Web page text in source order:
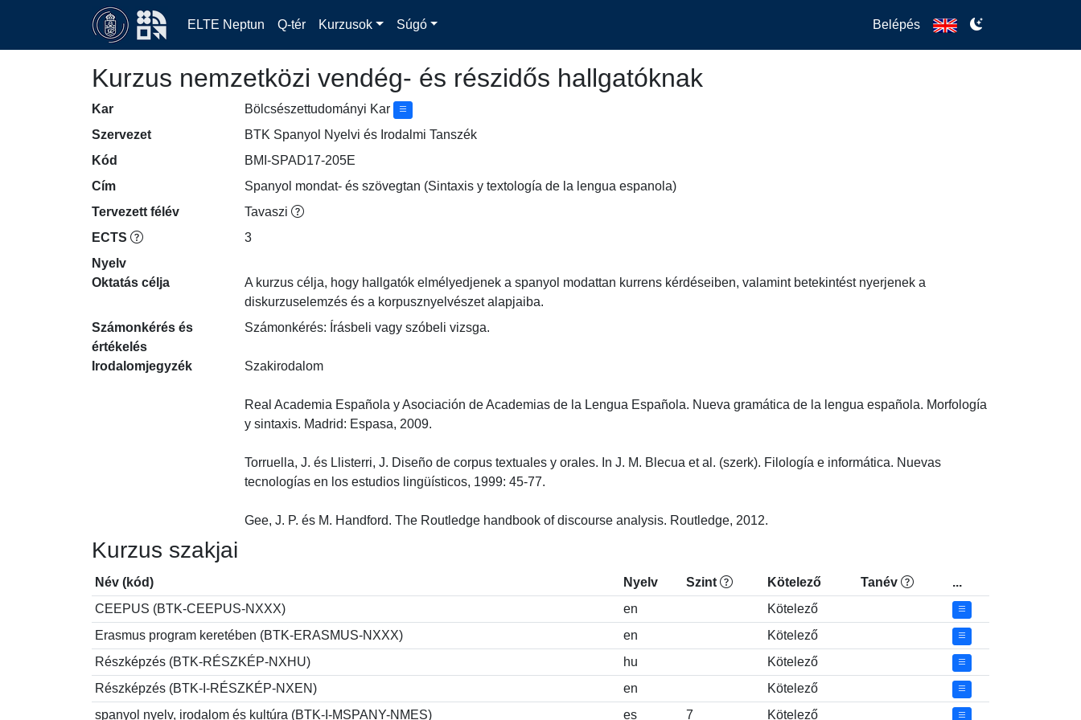
ELTE Neptun Q-tér Kurzusok Súgó Belépés
Kurzus nemzetközi vendég- és részidős hallgatóknak
Kar
Bölcsészettudományi Kar
Szervezet
BTK Spanyol Nyelvi és Irodalmi Tanszék
Kód
BMI-SPAD17-205E
Cím
Spanyol mondat- és szövegtan (Sintaxis y textología de la lengua espanola)
Tervezett félév
Tavaszi
ECTS
3
Nyelv
Oktatás célja
A kurzus célja, hogy hallgatók elmélyedjenek a spanyol modattan kurrens kérdéseiben, valamint betekintést nyerjenek a
diskurzuselemzés és a korpusznyelvészet alapjaiba.
Számonkérés és
értékelés
Számonkérés: Írásbeli vagy szóbeli vizsga.
Irodalomjegyzék Szakirodalom
Real Academia Española y Asociación de Academias de la Lengua Española. Nueva gramática de la lengua española. Morfología
y sintaxis. Madrid: Espasa, 2009.
Torruella, J. és Llisterri, J. Diseño de corpus textuales y orales. In J. M. Blecua et al. (szerk). Filología e informática. Nuevas
tecnologías en los estudios lingüísticos, 1999: 45-77.
Gee, J. P. és M. Handford. The Routledge handbook of discourse analysis. Routledge, 2012.
Kurzus szakjai
Név (kód) Nyelv Szint Kötelező Tanév
...
CEEPUS (BTK-CEEPUS-NXXX)
en
Kötelező
Erasmus program keretében (BTK-ERASMUS-NXXX)
en
Kötelező
Részképzés (BTK-RÉSZKÉP-NXHU)
hu
Kötelező
Részképzés (BTK-I-RÉSZKÉP-NXEN)
en
Kötelező
spanyol nyelv, irodalom és kultúra (BTK-I-MSPANY-NMES)
es 7 Kötelező